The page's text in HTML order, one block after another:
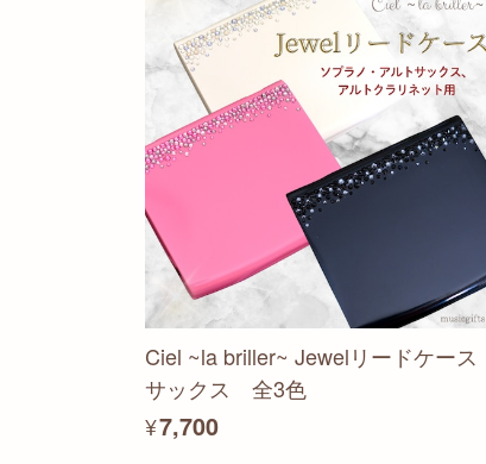
Ciel ~la briller~ Jewelリードケース
サックス 全3色
¥7,700